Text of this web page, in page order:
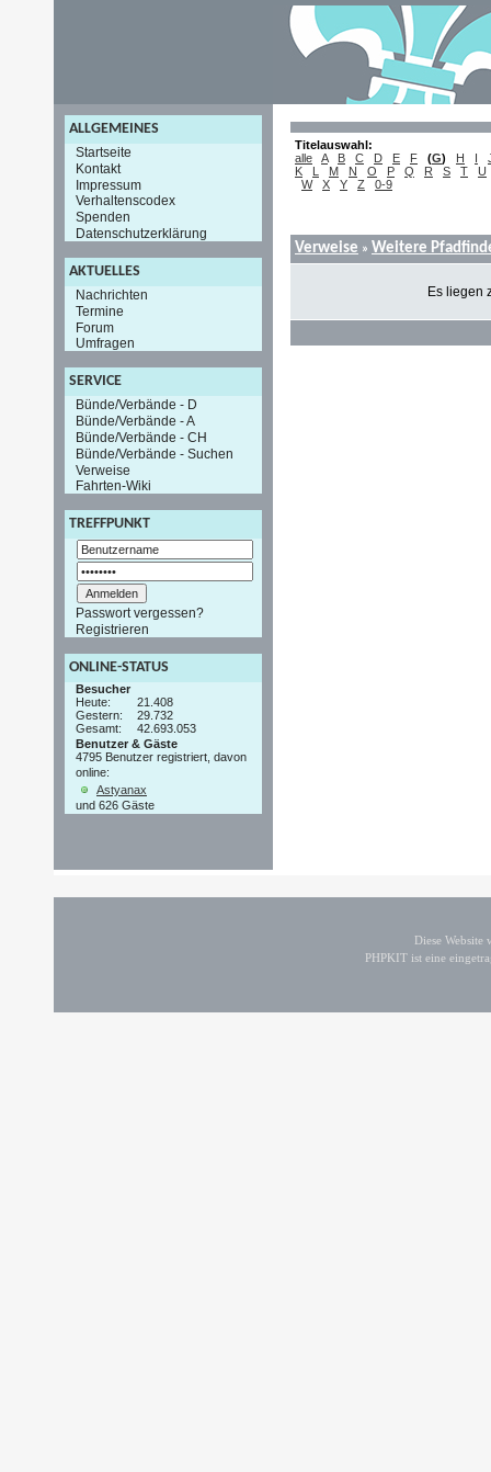
ALLGEMEINES
Startseite
Kontakt
Impressum
Verhaltenscodex
Spenden
Datenschutzerklärung
AKTUELLES
Nachrichten
Termine
Forum
Umfragen
SERVICE
Bünde/Verbände - D
Bünde/Verbände - A
Bünde/Verbände - CH
Bünde/Verbände - Suchen
Verweise
Fahrten-Wiki
TREFFPUNKT
Passwort vergessen?
Registrieren
ONLINE-STATUS
Besucher
Heute:
21.408
Gestern:
29.732
Gesamt:
42.693.053
Benutzer & Gäste
4795 Benutzer registriert, davon
online:
Astyanax
und 626 Gäste
Titelauswahl:
alle
A B C D E F (G) H I
K
L M N O P Q R S T
U
W
X Y Z 0-9
Verweise » Weitere
Es liegen
Diese
PHPKIT ist eine